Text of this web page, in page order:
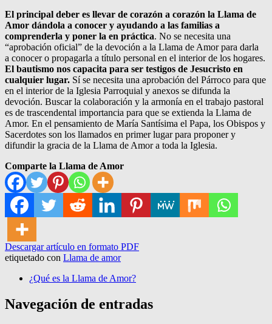
El principal deber es llevar de corazón a corazón la Llama de
Amor dándola a conocer y ayudando a las familias a
comprenderla y poner la en práctica. No se necesita una
“aprobación oficial” de la devoción a la Llama de Amor para darla
a conocer o propagarla a título personal en el interior de los hogares.
El bautismo nos capacita para ser testigos de Jesucristo en
cualquier lugar. Sí se necesita una aprobación del Párroco para que
en el interior de la Iglesia Parroquial y anexos se difunda la
devoción. Buscar la colaboración y la armonía en el trabajo pastoral
es de trascendental importancia para que se extienda la Llama de
Amor. En el pensamiento de María Santísima el Papa, los Obispos y
Sacerdotes son los llamados en primer lugar para proponer y
difundir la gracia de la Llama de Amor a toda la Iglesia.
Comparte la Llama de Amor
Descargar artículo en formato PDF
etiquetado con Llama de amor
¿Qué es la Llama de Amor?
Navegación de entradas